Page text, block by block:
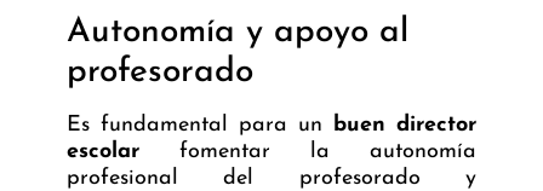
Autonomía y apoyo al
profesorado
Es fundamental para un
buen director
escolar fomentar la autonomía
profesional del profesorado y